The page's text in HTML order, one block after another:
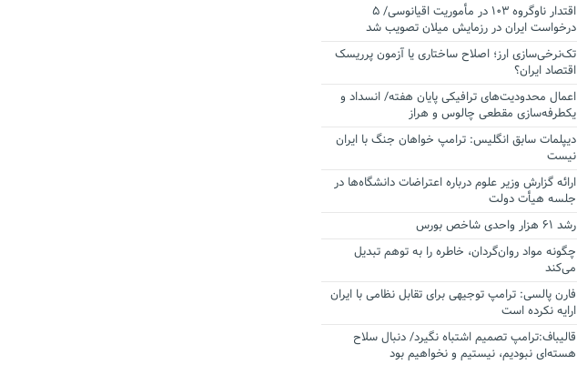
اقتدار ناوگروه ۱۰۳ در مأموریت‌ اقیانوسی/ ۵
درخواست ایران در رزمایش میلان تصویب شد
تک‌نرخی‌سازی ارز؛ اصلاح ساختاری یا آزمون پرریسک
اقتصاد ایران؟
اعمال محدودیت‌های ترافیکی پایان هفته/ انسداد و
یکطرفه‌سازی مقطعی چالوس و هراز
دیپلمات سابق انگلیس:‌ ترامپ خواهان جنگ با ایران
نیست
ارائه گزارش وزیر علوم درباره اعتراضات دانشگاه‌ها در
جلسه هیأت دولت
رشد ۶۱ هزار واحدی شاخص بورس
چگونه مواد روان‌گردان، خاطره را به توهم تبدیل
می‌کند
فارن پالسی: ترامپ توجیهی برای تقابل نظامی با ایران
ارایه نکرده است
قالیباف:ترامپ تصمیم اشتباه نگیرد/ دنبال سلاح
هسته‌ای نبودیم، نیستیم و نخواهیم بود